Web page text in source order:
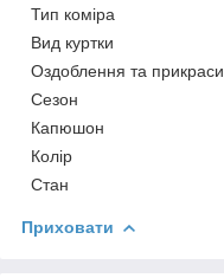
Тип коміра
Вид куртки
Оздоблення та прикраси
Сезон
Капюшон
Колір
Стан
Приховати